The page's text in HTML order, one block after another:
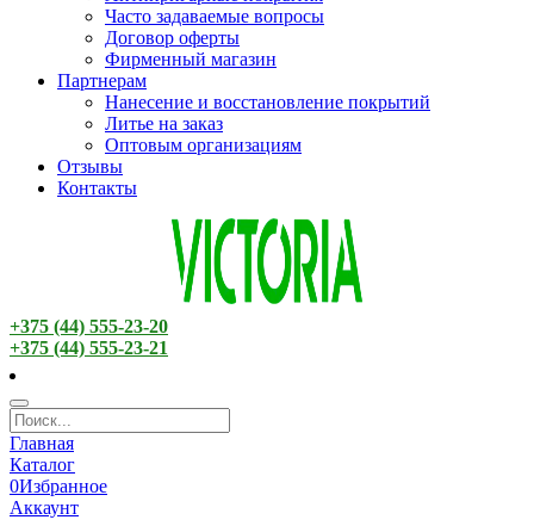
Часто задаваемые вопросы
Договор оферты
Фирменный магазин
Партнерам
Нанесение и восстановление покрытий
Литье на заказ
Оптовым организациям
Отзывы
Контакты
+375 (44) 555-23-20
+375 (44) 555-23-21
Главная
Каталог
0Избранное
Аккаунт